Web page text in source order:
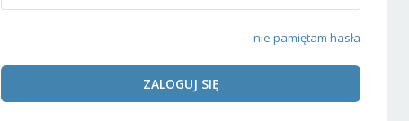
nie pamiętam hasła
ZALOGUJ SIĘ